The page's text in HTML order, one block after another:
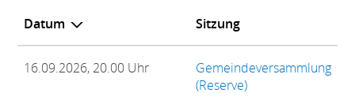
Datum Sitzung
16.09.2026, 20.00 Uhr
Gemeindeversammlung
(Reserve)